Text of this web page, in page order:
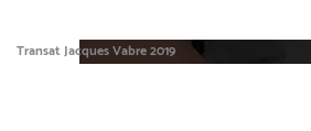
Transat Jacques Vabre 2019